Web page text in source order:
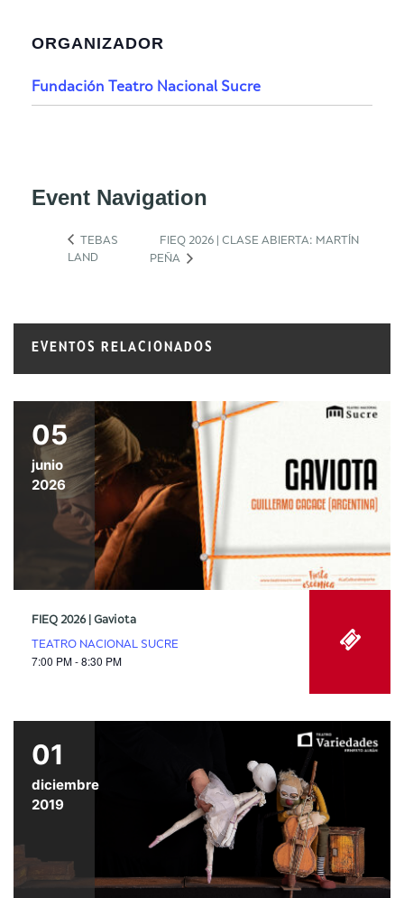
ORGANIZADOR
Fundación Teatro Nacional Sucre
Event Navigation
TEBAS
LAND
FIEQ 2026 | CLASE ABIERTA: MARTÍN
PEÑA
EVENTOS RELACIONADOS
05
junio
2026
FIEQ 2026 | Gaviota
TEATRO NACIONAL SUCRE
7:00 PM - 8:30 PM
01
diciembre
2019